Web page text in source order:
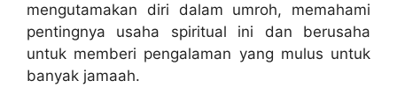
mengutamakan diri dalam umroh, memahami
pentingnya usaha spiritual ini dan berusaha
untuk memberi pengalaman yang mulus untuk
banyak jamaah.